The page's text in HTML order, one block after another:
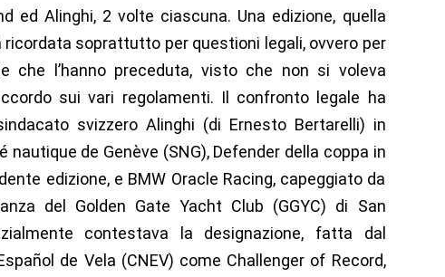
ed Alinghi, 2 volte ciascuna. Una edizione, quella
ricordata soprattutto per questioni legali, ovvero per
che l’hanno preceduta, visto che non si voleva
sui vari regolamenti. Il confronto legale ha
svizzero Alinghi (di Ernesto Bertarelli) in
nautique de Genève (SNG), Defender della coppa in
edizione, e BMW Oracle Racing, capeggiato da
del Golden Gate Yacht Club (GGYC) di San
contestava la designazione, fatta dal
de Vela (CNEV) come Challenger of Record,